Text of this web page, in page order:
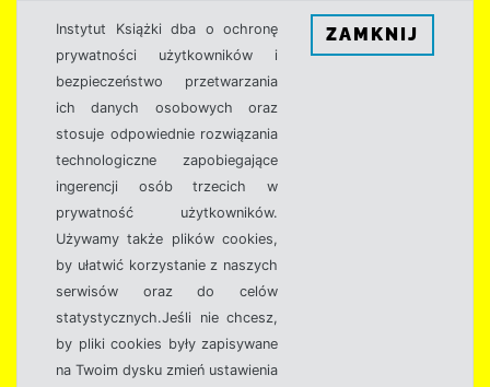
Instytut Książki dba o ochronę
prywatności użytkowników i
bezpieczeństwo przetwarzania
ich danych osobowych oraz
stosuje odpowiednie rozwiązania
technologiczne zapobiegające
ingerencji osób trzecich w
prywatność użytkowników.
Używamy także plików cookies,
by ułatwić korzystanie z naszych
serwisów oraz do celów
statystycznych.Jeśli nie chcesz,
by pliki cookies były zapisywane
na Twoim dysku zmień ustawienia
ZAMKNIJ